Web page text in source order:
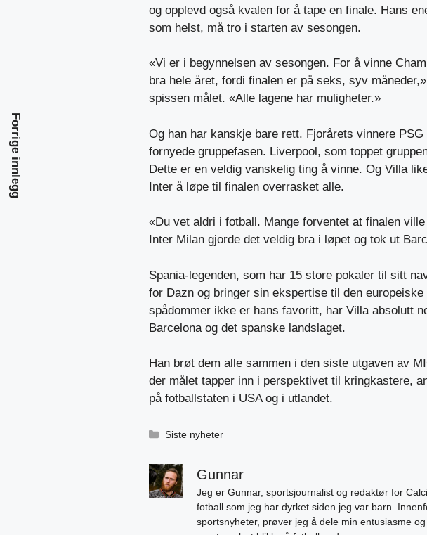
og opplevd også kvalen for å tape en finale. Hans
som helst, må tro i starten av sesongen.
«Vi er i begynnelsen av sesongen. For å vinne
bra hele året, fordi finalen er på seks, syv
spissen målet. «Alle lagene har muligheter.»
Og han har kanskje bare rett. Fjorårets vinnere
fornyede gruppefasen. Liverpool, som toppet
Dette er en veldig vanskelig ting å vinne. Og Villa
Inter å løpe til finalen overrasket alle.
«Du vet aldri i fotball. Mange forventet at finalen
Inter Milan gjorde det veldig bra i løpet og tok ut
Spania-legenden, som har 15 store pokaler til sitt
for Dazn og bringer sin ekspertise til den
spådommer ikke er hans favoritt, har Villa absolutt
Barcelona og det spanske landslaget.
Han brøt dem alle sammen i den siste utgaven av
der målet tapper inn i perspektivet til kringkastere,
på fotballstaten i USA og i utlandet.
Kategorier
Siste nyheter
Gunnar
Jeg er Gunnar, sportsjournalist og redaktør for
fotball som jeg har dyrket siden jeg var barn.
sportsnyheter, prøver jeg å dele min entusiasme
Forrige innlegg